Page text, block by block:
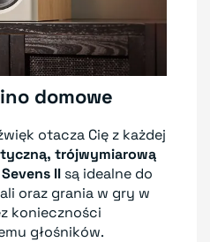
domowe
otacza Cię z każdej
trójwymiarową
II są idealne do
oraz grania w gry w
konieczności
głośników.